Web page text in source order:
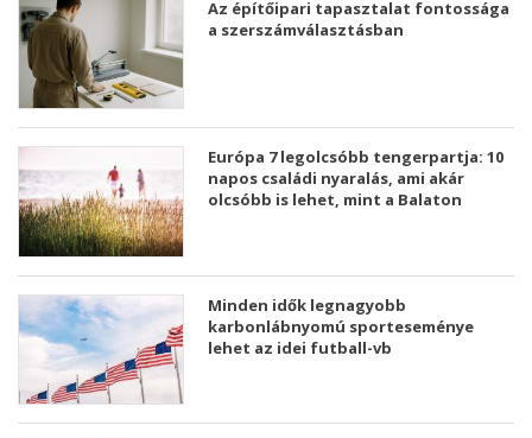
Az építőipari tapasztalat fontossága
a szerszámválasztásban
Európa 7 legolcsóbb tengerpartja: 10
napos családi nyaralás, ami akár
olcsóbb is lehet, mint a Balaton
Minden idők legnagyobb
karbonlábnyomú sporteseménye
lehet az idei futball-vb